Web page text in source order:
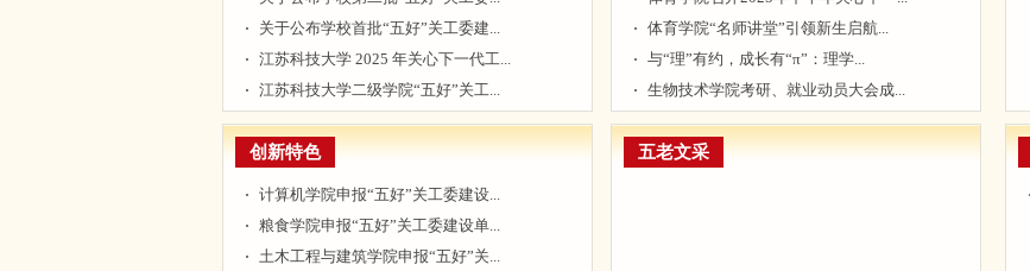
关于公布学校首批“五好”关工委建...
江苏科技大学 2025 年关心下一代工...
江苏科技大学二级学院“五好”关工...
体育学院“名师讲堂”引领新生启航...
与“理”有约，成长有“π”：理学...
生物技术学院考研、就业动员大会成...
创新特色
计算机学院申报“五好”关工委建设...
粮食学院申报“五好”关工委建设单...
土木工程与建筑学院申报“五好”关...
五老文采